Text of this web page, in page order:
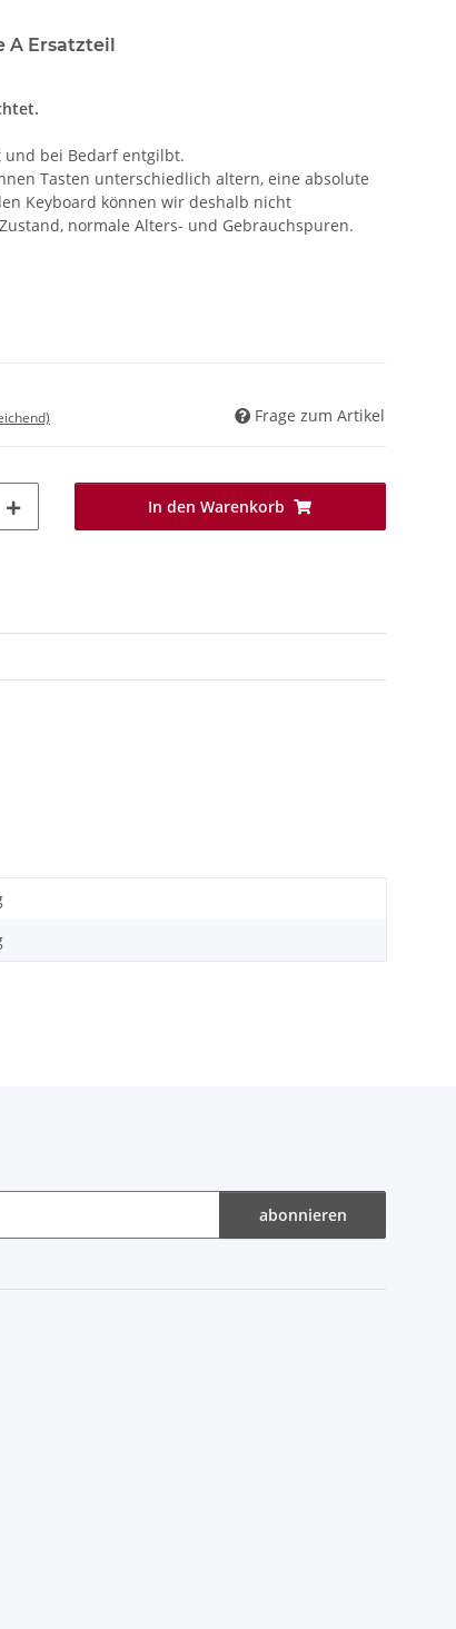
A Ersatzteil
und bei Bedarf entgilbt.
Tasten unterschiedlich altern, eine absolute
Keyboard können wir deshalb nicht
normale Alters- und Gebrauchspuren.
Frage zum Artikel
In den Warenkorb
abonnieren